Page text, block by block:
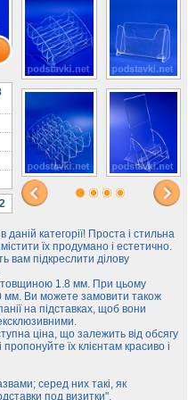
категорії! Проста і стильна
їх продумано і естетично.
вам підкреслити ділову
товщиною 1.8 мм. При цьому
мм. Ви можете замовити також
на підставках, щоб вони
ціна, що залежить від обсягу
їх клієнтам красиво і
серед них такі, як
под визитки".